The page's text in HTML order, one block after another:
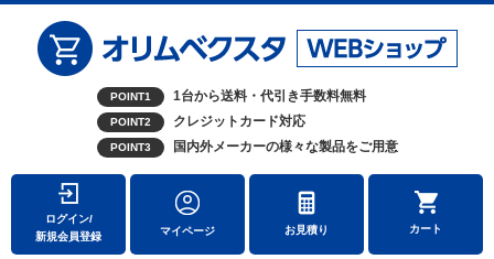
POINT1 1台から送料・代引き手数料無料
POINT2 クレジットカード対応
POINT3 国内外メーカーの様々な製品をご用意
ログイン/
新規会員登録
マイページ お見積り カート